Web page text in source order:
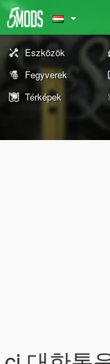
Eszközök
Fegyverek
Térképek